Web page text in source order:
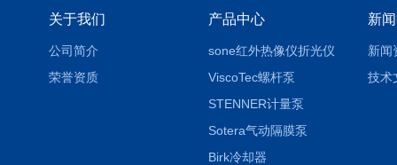
关于我们
公司简介
荣誉资质
产品中心
sone红外热像仪折光仪
ViscoTec螺杆泵
STENNER计量泵
Sotera气动隔膜泵
Birk冷却器
新
新闻
技术